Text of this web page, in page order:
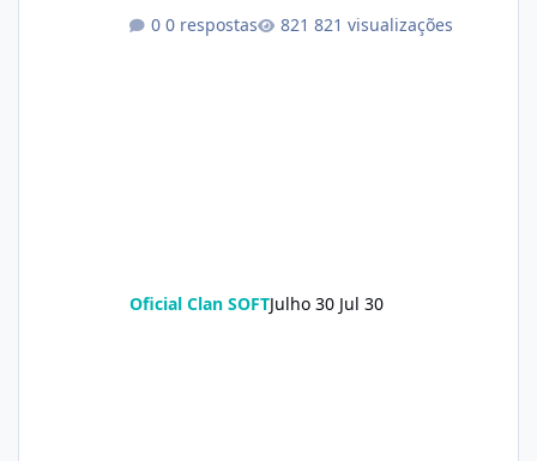
0 respostas
821 visualizações
Oficial Clan SOFTJulho 30 Jul 30